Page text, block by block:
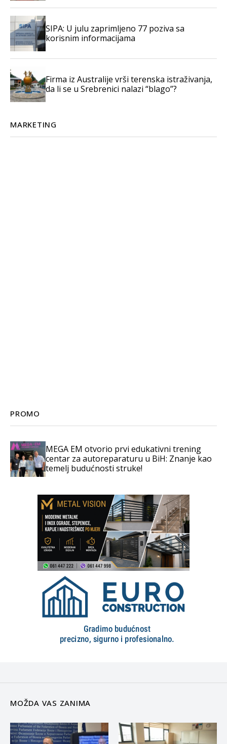
SIPA: U julu zaprimljeno 77 poziva sa
korisnim informacijama
Firma iz Australije vrši terenska istraživanja,
da li se u Srebrenici nalazi “blago”?
MARKETING
PROMO
MEGA EM otvorio prvi edukativni trening
centar za autoreparaturu u BiH: Znanje kao
temelj budućnosti struke!
MOŽDA VAS ZANIMA